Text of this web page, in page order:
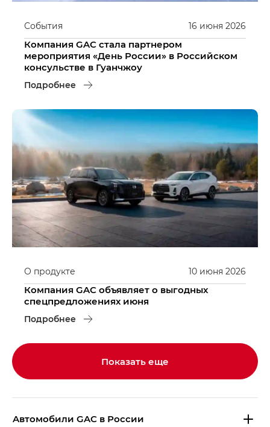
16 июня 2026
События
Компания GAC стала партнером
мероприятия «День России» в Российском
консульстве в Гуанчжоу
Подробнее
10 июня 2026
О продукте
Компания GAC объявляет о выгодных
спецпредложениях июня
Подробнее
Показать еще
Aвтомобили GAC в России